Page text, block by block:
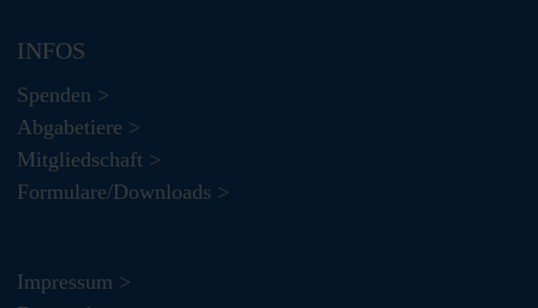
INFOS
Spenden >
Abgabetiere >
Mitgliedschaft >
Formulare/Downloads >
Impressum >